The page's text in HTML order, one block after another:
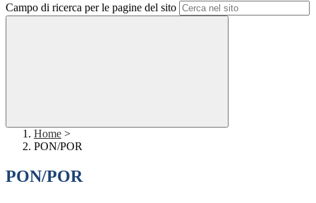
Campo di ricerca per le pagine del sito
Home >
PON/POR
PON/POR